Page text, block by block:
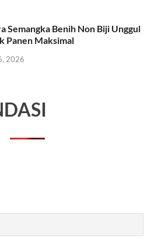
Semangka Benih Non Biji Unggul
Panen Maksimal
2026